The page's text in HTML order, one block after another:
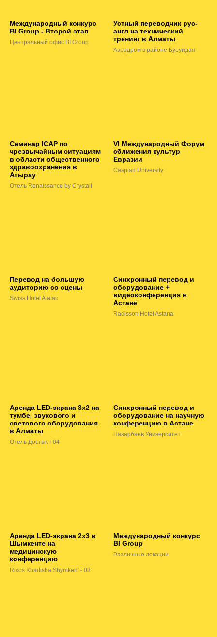
Международный конкурс
BI Group - Второй этап
Центральный офис BI Group
Устный переводчик рус-
англ на технический
тренинг в Алматы
Аэродром в районе Бурундая
Семинар ICAP по
чрезвычайным ситуациям
в области общественного
здравоохранения в
Атырау
Отель Renaissance by Crystall
VI Международный Форум
сближения культур
Евразии
Caspian University
Перевод на большую
аудиторию со сцены
Swiss Hotel Alatau
Синхронный перевод и
оборудование +
видеоконференция в
Астане
Radisson Hotel Astana
Аренда LED-экрана 3х2 на
тумбе, звукового и
светового оборудования
в Алматы
Отель Достык - 04
Синхронный перевод и
оборудование на научную
конференцию в Астане
Назарбаев Университет
Аренда LED-экрана 2х3 в
Шымкенте на
медицинскую
конференцию
Rixos Khadisha Shymkent - 03
Международный конкурс
BI Group
Различные локации